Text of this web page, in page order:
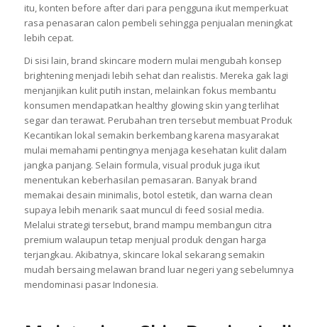
itu, konten before after dari para pengguna ikut memperkuat
rasa penasaran calon pembeli sehingga penjualan meningkat
lebih cepat.
Di sisi lain, brand skincare modern mulai mengubah konsep
brightening menjadi lebih sehat dan realistis. Mereka gak lagi
menjanjikan kulit putih instan, melainkan fokus membantu
konsumen mendapatkan healthy glowing skin yang terlihat
segar dan terawat. Perubahan tren tersebut membuat Produk
Kecantikan lokal semakin berkembang karena masyarakat
mulai memahami pentingnya menjaga kesehatan kulit dalam
jangka panjang. Selain formula, visual produk juga ikut
menentukan keberhasilan pemasaran. Banyak brand
memakai desain minimalis, botol estetik, dan warna clean
supaya lebih menarik saat muncul di feed sosial media.
Melalui strategi tersebut, brand mampu membangun citra
premium walaupun tetap menjual produk dengan harga
terjangkau. Akibatnya, skincare lokal sekarang semakin
mudah bersaing melawan brand luar negeri yang sebelumnya
mendominasi pasar Indonesia.